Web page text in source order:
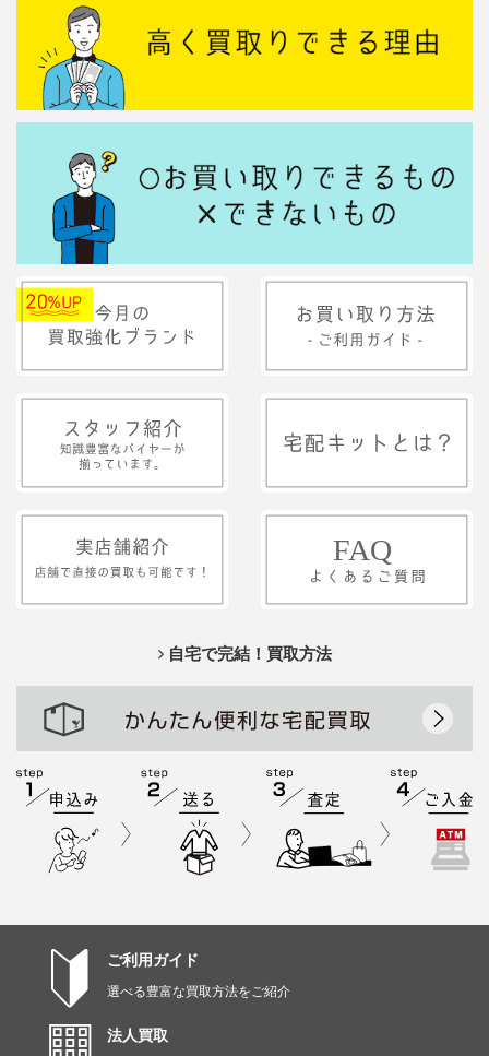
自宅で完結！買取方法
ご利用ガイド
選べる豊富な買取方法をご紹介
法人買取